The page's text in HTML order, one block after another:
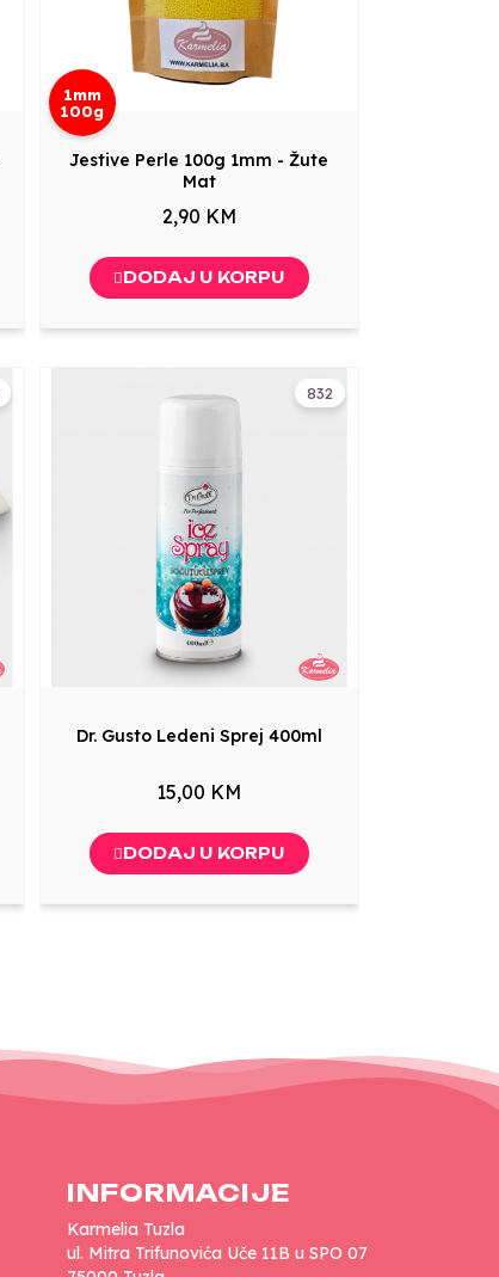
1mm
100g
Jestive Perle 100g 1mm - Žute
Mat
2,90 KM
DODAJ U KORPU
832
Dr. Gusto Ledeni Sprej 400ml
15,00 KM
DODAJ U KORPU
INFORMACIJE
Karmelia Tuzla
ul. Mitra Trifunovića Uče 11B u SPO 07